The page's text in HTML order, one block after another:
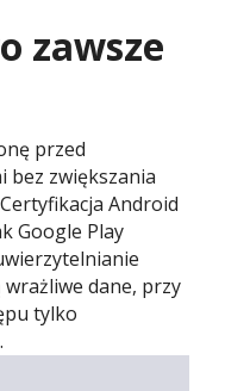
zawsze
przed
bez zwiększania
Android
Google Play
dane, przy
tylko